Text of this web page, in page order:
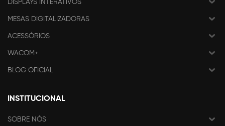
MESAS DIGITALIZADORAS
ACESSÓRIOS
WACOM+
BLOG OFICIAL
INSTITUCIONAL
SOBRE NÓS